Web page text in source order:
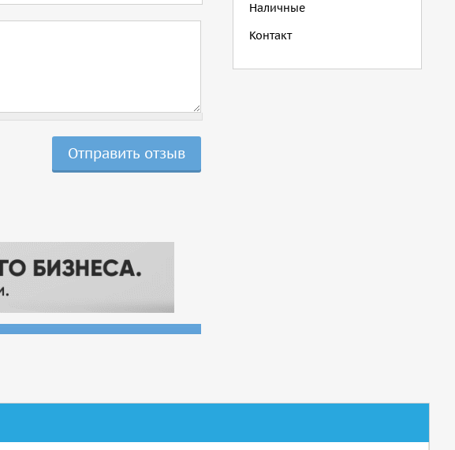
Наличные
Контакт